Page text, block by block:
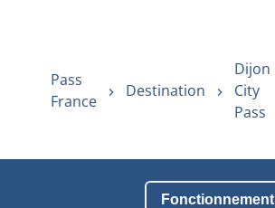
Pass
France
Destination
Dijon
City
Pass
Fonctionnement